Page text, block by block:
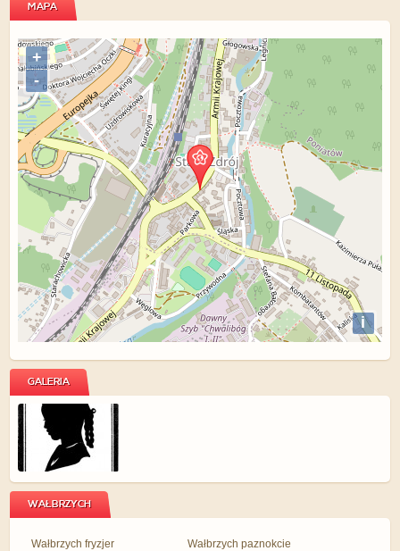
MAPA
+
-
i
GALERIA
WAŁBRZYCH
Wałbrzych fryzjer Wałbrzych paznokcie